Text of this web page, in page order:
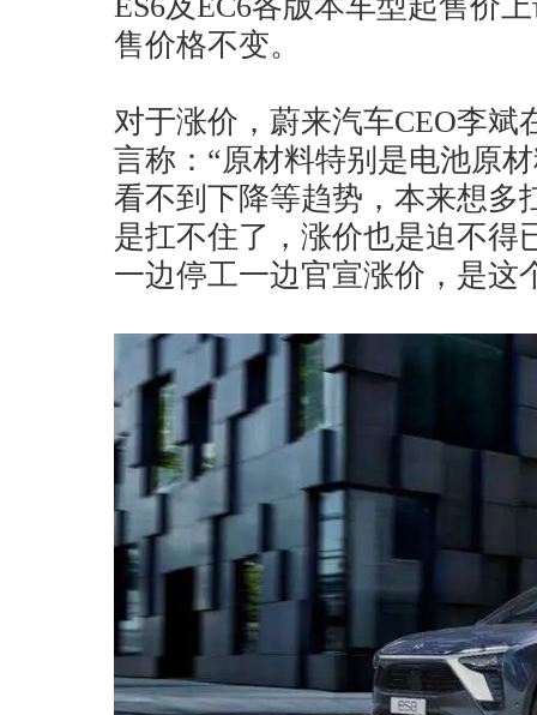
售价格不变。
对于涨价，蔚来汽车CEO李斌
言称：“原材料特别是电池原
看不到下降等趋势，本来想多
是扛不住了，涨价也是迫不得
一边停工一边官宣涨价，是这